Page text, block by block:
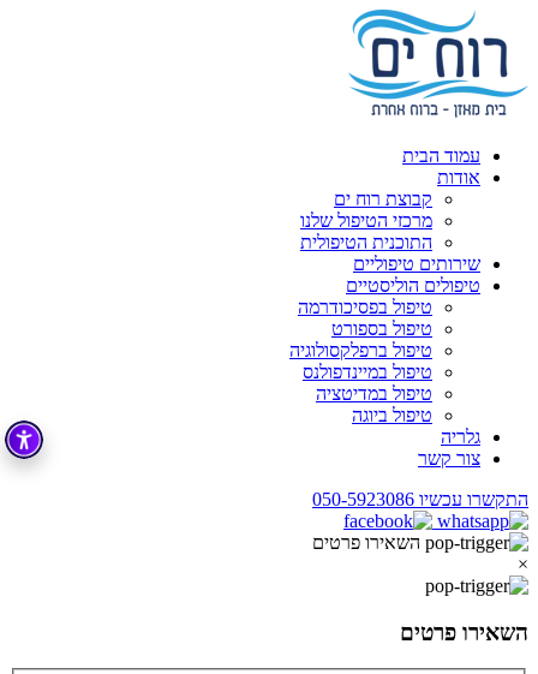
עמוד הבית
אודות
קבוצת רוח ים
מרכזי הטיפול שלנו
התוכנית הטיפולית
שירותים טיפוליים
טיפולים הוליסטיים
טיפול בפסיכודרמה
טיפול בספורט
טיפול ברפלקסולוגיה
טיפול במיינדפולנס
טיפול במדיטציה
טיפול ביוגה
גלריה
צור קשר
התקשרו עכשיו 050-5923086
השאירו פרטים
×
השאירו פרטים